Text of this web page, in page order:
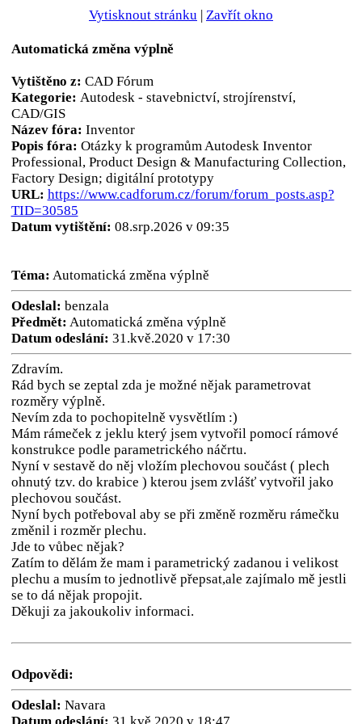
Vytisknout stránku | Zavřít okno
Automatická změna výplně
Vytištěno z: CAD Fórum
Kategorie: Autodesk - stavebnictví, strojírenství,
CAD/GIS
Název fóra: Inventor
Popis fóra: Otázky k programům Autodesk Inventor
Professional, Product Design & Manufacturing Collection,
Factory Design; digitální prototypy
URL: https://www.cadforum.cz/forum/forum_posts.asp?
TID=30585
Datum vytištění: 08.srp.2026 v 09:35
Téma: Automatická změna výplně
Odeslal: benzala
Předmět: Automatická změna výplně
Datum odeslání: 31.kvě.2020 v 17:30
Zdravím.
Rád bych se zeptal zda je možné nějak parametrovat
rozměry výplně.
Nevím zda to pochopitelně vysvětlím :)
Mám rámeček z jeklu který jsem vytvořil pomocí rámové
konstrukce podle parametrického náčrtu.
Nyní v sestavě do něj vložím plechovou součást ( plech
ohnutý tzv. do krabice ) kterou jsem zvlášť vytvořil jako
plechovou součást.
Nyní bych potřeboval aby se při změně rozměru rámečku
změnil i rozměr plechu.
Jde to vůbec nějak?
Zatím to dělám že mam i parametrický zadanou i velikost
plechu a musím to jednotlivě přepsat,ale zajímalo mě jestli
se to dá nějak propojit.
Děkuji za jakoukoliv informaci.
Odpovědi:
Odeslal: Navara